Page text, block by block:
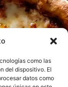
como las
del dispositivo. El
datos como